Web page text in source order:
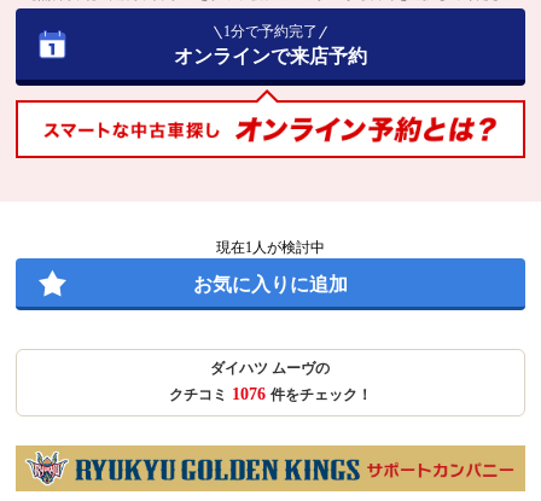
1分で予約完了
オンラインで来店予約
現在1 人が検討中
お気に入りに追加
ダイハツ ムーヴの
クチコミ 1076 件をチェック！